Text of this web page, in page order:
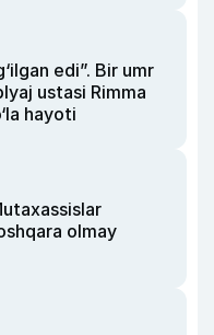
edi”. Bir umr
ustasi Rimma
hayoti
olmay